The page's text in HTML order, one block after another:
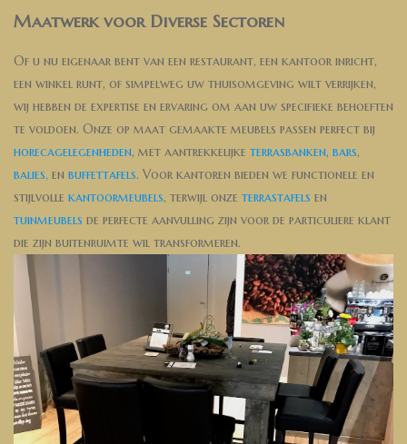
Maatwerk voor Diverse Sectoren
Of u nu eigenaar bent van een restaurant, een kantoor inricht,
een winkel runt, of simpelweg uw thuisomgeving wilt verrijken,
wij hebben de expertise en ervaring om aan uw specifieke behoeften
te voldoen. Onze op maat gemaakte meubels passen perfect bij
horecagelegenheden, met aantrekkelijke terrasbanken, bars,
balies, en buffettafels. Voor kantoren bieden we functionele en
stijlvolle kantoormeubels, terwijl onze terrastafels en
tuinmeubels de perfecte aanvulling zijn voor de particuliere klant
die zijn buitenruimte wil transformeren.